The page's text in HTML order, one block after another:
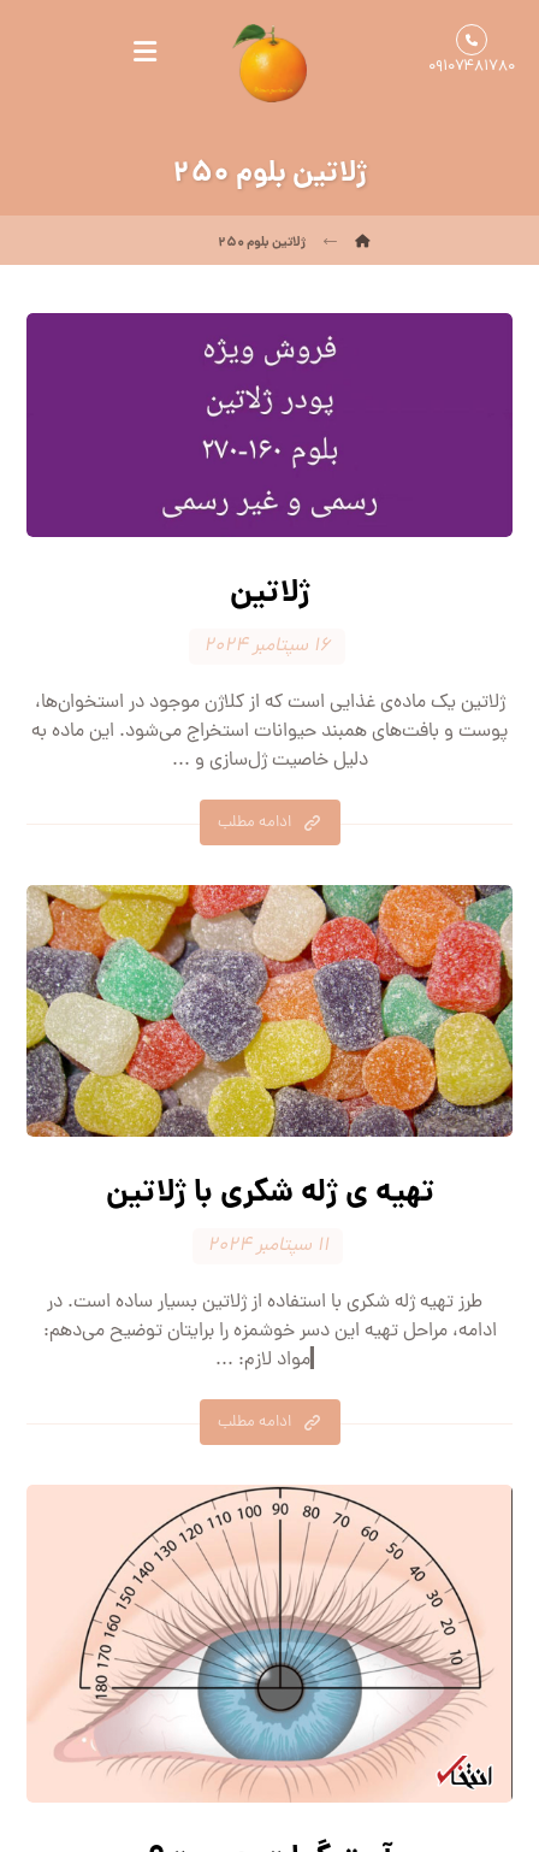
۰۹۱۰۷۴۸۱۷۸۰
ژلاتین بلوم ۲۵۰
ژلاتین بلوم ۲۵۰
ژلاتین
۱۶ سپتامبر ۲۰۲۴
ژلاتین یک ماده‌ی غذایی است که از کلاژن موجود در استخوان‌ها،
پوست و بافت‌های همبند حیوانات استخراج می‌شود. این ماده به
دلیل خاصیت ژل‌سازی و ...
ادامه مطلب
تهیه ی ژله شکری با ژلاتین
۱۱ سپتامبر ۲۰۲۴
طرز تهیه ژله شکری با استفاده از ژلاتین بسیار ساده است. در
ادامه، مراحل تهیه این دسر خوشمزه را برایتان توضیح می‌دهم:
▎مواد لازم: ...
ادامه مطلب